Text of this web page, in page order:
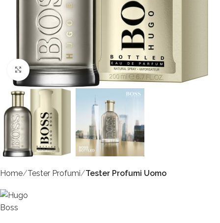
Click to enlarge
Home Tester Profumi Tester Profumi Uomo